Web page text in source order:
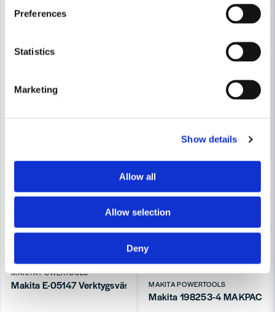
Preferences
Statistics
Marketing
Show details
Allow all
Allow selection
Deny
MAKITA POWERTOOLS
Makita E-05147 Verktygsväska MAKITA POWERTOOLS
Makita 198253-4 MAKPAC 4,